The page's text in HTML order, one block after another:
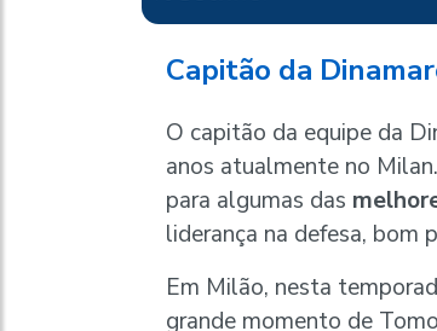
Capitão da
O capitão da equipe da
anos atualmente no
para algumas das
liderança na defesa, bom
Em Milão, nesta
grande momento de